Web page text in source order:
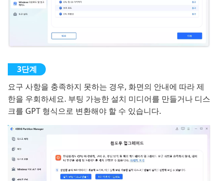
요구 사항을 충족하지 못하는 경우, 화면의 안내에 따라 제
한을 우회하세요. 부팅 가능한 설치 미디어를 만들거나 디스
크를 GPT 형식으로 변환해야 할 수 있습니다.